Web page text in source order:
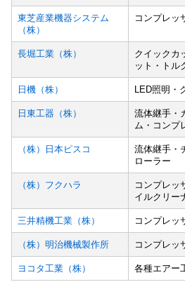
東芝産業機器システム
（株）
コンプレッ
長堀工業（株）
クイックカ
ット・トル
日機（株） LED照明・
日東工器（株）
流体継手・
ム・コンプ
（株）日本ピスコ
流体継手・
ローラー
（株）フクハラ
コンプレッ
イルクリー
三井精機工業（株） コンプレッ
（株）明治機械製作所 コンプレッ
ヨコタ工業（株） 各種エアー